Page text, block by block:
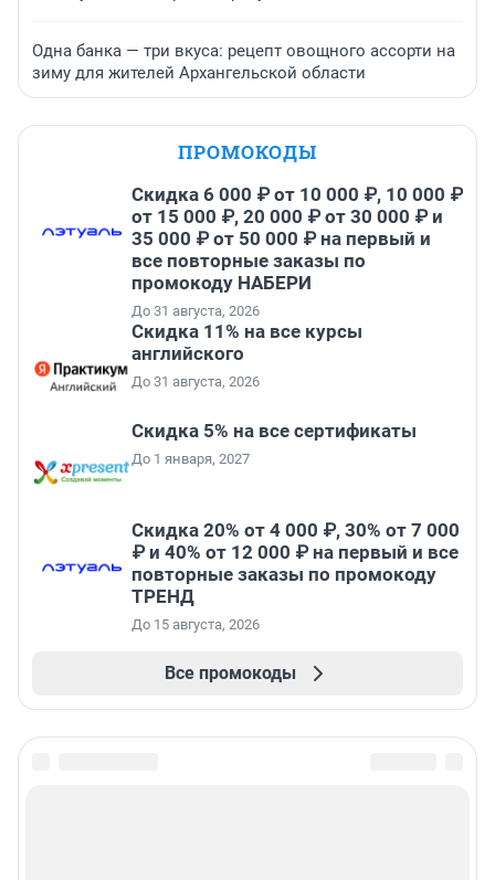
Одна банка — три вкуса: рецепт овощного ассорти на
зиму для жителей Архангельской области
ПРОМОКОДЫ
Скидка 6 000 ₽ от 10 000 ₽, 10 000 ₽
от 15 000 ₽, 20 000 ₽ от 30 000 ₽ и
35 000 ₽ от 50 000 ₽ на первый и
все повторные заказы по
промокоду НАБЕРИ
До 31 августа, 2026
Скидка 11% на все курсы
английского
До 31 августа, 2026
Скидка 5% на все сертификаты
До 1 января, 2027
Скидка 20% от 4 000 ₽, 30% от 7 000
₽ и 40% от 12 000 ₽ на первый и все
повторные заказы по промокоду
ТРЕНД
До 15 августа, 2026
Все промокоды